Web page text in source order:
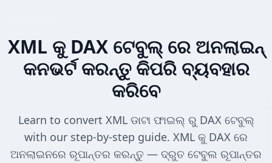
XML କୁ DAX ଟେବୁଲ୍ ରେ ଅନଲାଇନ୍
କନଭର୍ଟ କରନ୍ତୁ କିପରି ବ୍ୟବହାର
କରିବେ
Learn to convert XML ଡାଟା ଫାଇଲ୍ ରୁ DAX ଟେବୁଲ୍
with our step-by-step guide. XML କୁ DAX ରେ
ଅନଲାଇନରେ ରୂପାନ୍ତର କରନ୍ତୁ — ଦ୍ରୁତ ଟେବୁଲ ରୂପାନ୍ତର